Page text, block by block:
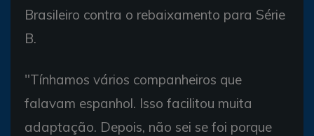
Brasileiro contra o rebaixamento para Série
B.
"Tínhamos vários companheiros que
falavam espanhol. Isso facilitou muita
adaptação. Depois, não sei se foi porque